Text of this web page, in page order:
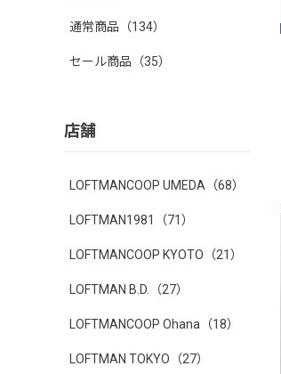
通常商品 （134）
セール商品 （35）
店舗
LOFTMANCOOP UMEDA （68）
LOFTMAN1981 （71）
LOFTMANCOOP KYOTO （21）
LOFTMAN B.D. （27）
LOFTMANCOOP Ohana （18）
LOFTMAN TOKYO （27）